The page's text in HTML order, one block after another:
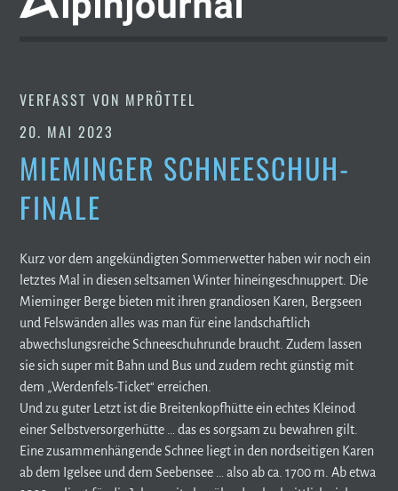
VERFASST VON MPRÖTTEL
20. MAI 2023
MIEMINGER SCHNEESCHUH-
FINALE
Kurz vor dem angekündigten Sommerwetter haben wir noch ein
letztes Mal in diesen seltsamen Winter hineingeschnuppert. Die
Mieminger Berge bieten mit ihren grandiosen Karen, Bergseen
und Felswänden alles was man für eine landschaftlich
abwechslungsreiche Schneeschuhrunde braucht. Zudem lassen
sie sich super mit Bahn und Bus und zudem recht günstig mit
dem „Werdenfels-Ticket“ erreichen.
Und zu guter Letzt ist die Breitenkopfhütte ein echtes Kleinod
einer Selbstversorgerhütte … das es sorgsam zu bewahren gilt.
Eine zusammenhängende Schnee liegt in den nordseitigen Karen
ab dem Igelsee und dem Seebensee … also ab ca. 1700 m. Ab etwa